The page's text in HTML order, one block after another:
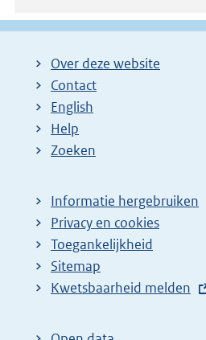
Over deze website
Contact
English
Help
Zoeken
Informatie hergebruiken
Privacy en cookies
Toegankelijkheid
Sitemap
E
t
Kwetsbaarheid melden